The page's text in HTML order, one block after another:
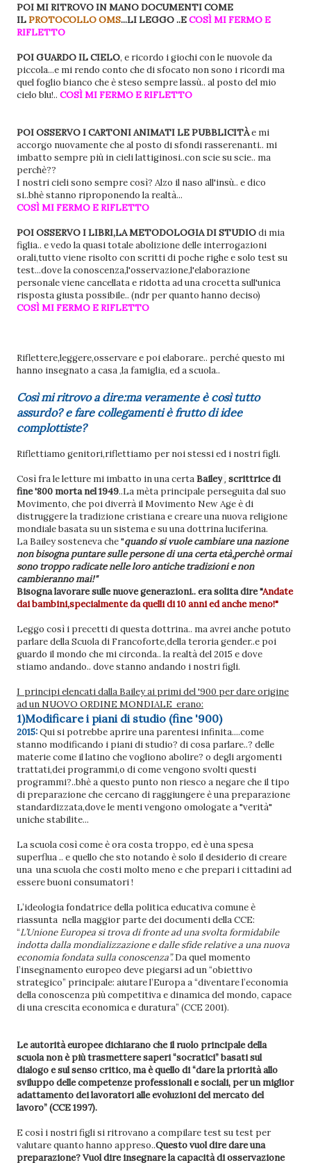
POI MI RITROVO IN MANO DOCUMENTI COME
ILPROTOCOLLO OMS...LI LEGGO ..ECOSÌ MI FERMO E
RIFLETTO
POI GUARDO IL CIELO, e ricordo i giochi con le nuovole da
piccola...e mi rendo conto che di sfocato non sono i ricordi ma
quel foglio bianco che è steso sempre lassù.. al posto del mio
cielo blu!.. COSÌ MI FERMO E RIFLETTO
POI OSSERVO I CARTONI ANIMATI LE PUBBLICITÀe mi
accorgo nuovamente che al posto di sfondi rasserenanti.. mi
imbatto sempre più in cieli lattiginosi..con scie su scie.. ma
perchè??
I nostri cieli sono sempre così? Alzo il naso all'insù.. e dico
si..bhè stanno riproponendo la realtà...
COSÌ MI FERMO E RIFLETTO
POI OSSERVO I LIBRI,LA METODOLOGIA DI STUDIOdi mia
figlia.. e vedo la quasi totale abolizione delle interrogazioni
orali,tutto viene risolto con scritti di poche righe e solo test su
test...dove la conoscenza,l'osservazione,l'elaborazione
personale viene cancellata e ridotta ad una crocetta sull'unica
risposta giusta possibile.. (ndr per quanto hanno deciso)
COSÌ MI FERMO E RIFLETTO
Riflettere,leggere,osservare e poi elaborare.. perché questo mi
hanno insegnato a casa ,la famiglia, ed a scuola..
Così mi ritrovo a dire:ma veramente è così tutto
assurdo? e fare collegamenti è frutto di idee
complottiste?
Riflettiamo genitori,riflettiamo per noi stessi ed i nostri figli.
Così fra le letture mi imbatto in una certaBailey scrittrice di
fine '800 morta nel 1949..La mèta principale perseguita dal suo
Movimento, che poi diverrà il Movimento New Age è di
distruggere la tradizione cristiana e creare una nuova religione
mondiale basata su un sistema e su una dottrina luciferina.
La Bailey sosteneva che "quando si vuole cambiare una nazione
non bisogna puntare sulle persone di una certa età,perchè ormai
sono troppo radicate nelle loro antiche tradizioni e non
cambieranno mai!"
Bisogna lavorare sulle nuove generazioni.. era solita dire "Andate
dai bambini,specialmente da quelli di 10 anni ed anche meno!"
Leggo così i precetti di questa dottrina.. ma avrei anche potuto
parlare della Scuola di Francoforte,della teroria gender..e poi
guardo il mondo che mi circonda.. la realtà del 2015 e dove
stiamo andando.. dove stanno andando i nostri figli.
I principi elencati dalla Bailey ai primi del '900 per dare origine
ad un NUOVO ORDINE MONDIALE erano:
1)Modificare i piani di studio (fine '900)
2015:Qui si potrebbe aprire una parentesi infinita....come
stanno modificando i piani di studio? di cosa parlare..? delle
materie come il latino che vogliono abolire? o degli argomenti
trattati,dei programmi,o di come vengono svolti questi
programmi?..bhè a questo punto non riesco a negare che il tipo
di preparazione che cercano di raggiungere è una preparazione
standardizzata,dove le menti vengono omologate a "verità"
uniche stabilite...
La scuola così come è ora costa troppo, ed è una spesa
superflua .. e quello che sto notando è solo il desiderio di creare
una una scuola che costi molto meno e che prepari i cittadini ad
essere buoni consumatori !
L’ideologia fondatrice della politica educativa comune è
riassunta nella maggior parte dei documenti della CCE:
“L’Unione Europea si trova di fronte ad una svolta formidabile
indotta dalla mondializzazione e dalle sfide relative a una nuova
economia fondata sulla conoscenza”.Da quel momento
l’insegnamento europeo deve piegarsi ad un “obiettivo
strategico” principale: aiutare l’Europa a “diventare l’economia
della conoscenza più competitiva e dinamica del mondo, capace
di una crescita economica e duratura” (CCE 2001).
Le autorità europee dichiarano che il ruolo principale della
scuola non è più trasmettere saperi “socratici” basati sul
dialogo e sul senso critico, ma è quello di “dare la priorità allo
sviluppo delle competenze professionali e sociali, per un miglior
adattamento dei lavoratori alle evoluzioni del mercato del
lavoro” (CCE 1997).
E così i nostri figli si ritrovano a compilare test su test per
valutare quanto hanno appreso..Questo vuol dire dare una
preparazione? Vuol dire insegnare la capacità di osservazione